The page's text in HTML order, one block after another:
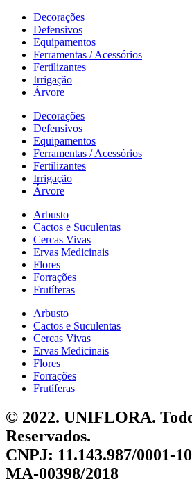
Decorações
Defensivos
Equipamentos
Ferramentas / Acessórios
Fertilizantes
Irrigação
Árvore
Decorações
Defensivos
Equipamentos
Ferramentas / Acessórios
Fertilizantes
Irrigação
Árvore
Arbusto
Cactos e Suculentas
Cercas Vivas
Ervas Medicinais
Flores
Forrações
Frutíferas
Arbusto
Cactos e Suculentas
Cercas Vivas
Ervas Medicinais
Flores
Forrações
Frutíferas
© 2022. UNIFLORA.
Reservados.
CNPJ: 11.143.987/0001-
MA-00398/2018